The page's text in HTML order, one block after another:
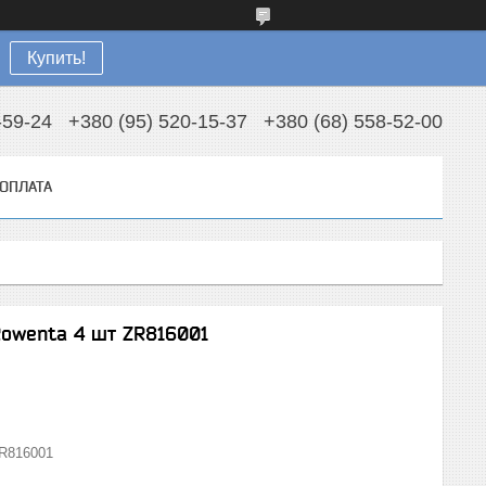
Купить!
24 +380 (95) 520-15-37 +380 (68) 558-52-00
4 шт ZR816001